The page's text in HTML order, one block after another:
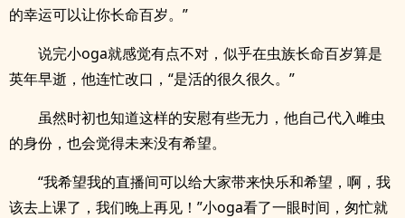
的幸运可以让你长命百岁。”
说完小oga就感觉有点不对，似乎在虫族长命百岁算是
英年早逝，他连忙改口，“是活的很久很久。”
虽然时初也知道这样的安慰有些无力，他自己代入雌虫
的身份，也会觉得未来没有希望。
“我希望我的直播间可以给大家带来快乐和希望，啊，我
该去上课了，我们晚上再见！”小oga看了一眼时间，匆忙就